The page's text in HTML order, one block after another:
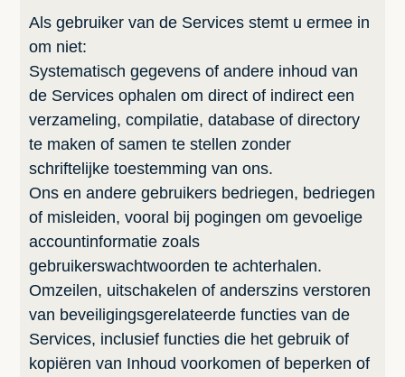
Als gebruiker van de Services stemt u ermee in
om niet:
Systematisch gegevens of andere inhoud van
de Services ophalen om direct of indirect een
verzameling, compilatie, database of directory
te maken of samen te stellen zonder
schriftelijke toestemming van ons.
Ons en andere gebruikers bedriegen, bedriegen
of misleiden, vooral bij pogingen om gevoelige
accountinformatie zoals
gebruikerswachtwoorden te achterhalen.
Omzeilen, uitschakelen of anderszins verstoren
van beveiligingsgerelateerde functies van de
Services, inclusief functies die het gebruik of
kopiëren van Inhoud voorkomen of beperken of